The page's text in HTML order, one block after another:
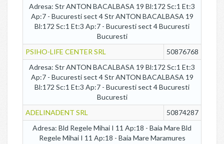
Adresa: Str ANTON BACALBASA 19 Bl:172 Sc:1 Et:3
Ap:7 - Bucuresti sect 4 Str ANTON BACALBASA 19
Bl:172 Sc:1 Et:3 Ap:7 - Bucuresti sect 4 Bucuresti
Bucuresti
PSIHO-LIFE CENTER SRL
50876768
Adresa: Str ANTON BACALBASA 19 Bl:172 Sc:1 Et:3
Ap:7 - Bucuresti sect 4 Str ANTON BACALBASA 19
Bl:172 Sc:1 Et:3 Ap:7 - Bucuresti sect 4 Bucuresti
Bucuresti
ADELINADENT SRL
50874287
Adresa: Bld Regele Mihai I 11 Ap:18 - Baia Mare Bld
Regele Mihai I 11 Ap:18 - Baia Mare Maramures